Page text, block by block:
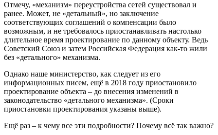
Отмечу, «механизм» переустройства сетей существовал и
ранее. Может, не «детальный», но заключение
соответствующих соглашений о компенсации было
возможным, и не требовалось приостанавливать настолько
длительное время проектирование по данному объекту. Ведь
Советский Союз и затем Российская Федерация как-то жили
без «детального» механизма.
Однако наше министерство, как следует из его
информационных писем, ещё в 2018 году приостановило
проектирование объекта – до внесения изменений в
законодательство «детального механизма». (Сроки
приостановки проектирования указаны выше).
Ещё раз – к чему все эти подробности? Почему всё так важно?